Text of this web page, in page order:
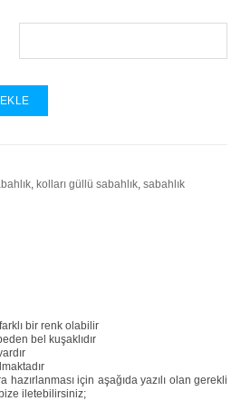
, kolları güllü sabahlık, sabahlık
bir renk olabilir
bel kuşaklıdır
hazırlanması için aşağıda yazılı olan gerekli
iletebilirsiniz;